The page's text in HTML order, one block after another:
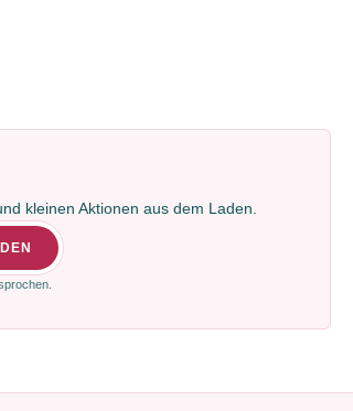
kleinen Aktionen aus dem Laden.